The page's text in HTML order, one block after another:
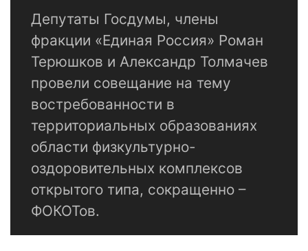
Депутаты Госдумы, члены
фракции «Единая Россия» Роман
Терюшков и Александр Толмачев
провели совещание на тему
востребованности в
территориальных образованиях
области физкультурно-
оздоровительных комплексов
открытого типа, сокращенно –
ФОКОТов.